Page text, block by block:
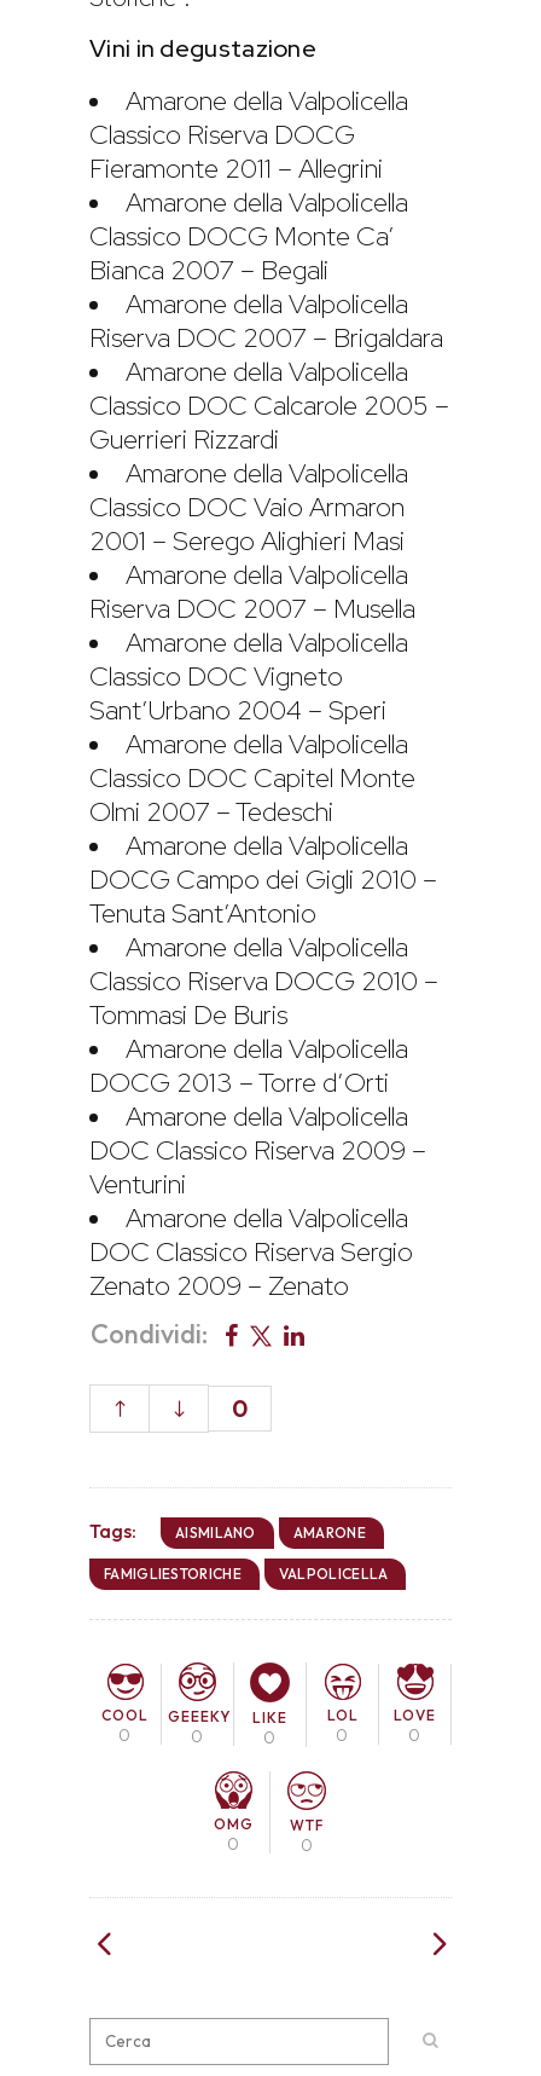
Vini in degustazione
Amarone della Valpolicella
Classico Riserva DOCG
Fieramonte 2011 – Allegrini
Amarone della Valpolicella
Classico DOCG Monte Ca’
Bianca 2007 – Begali
Amarone della Valpolicella
Riserva DOC 2007 – Brigaldara
Amarone della Valpolicella
Classico DOC Calcarole 2005 –
Guerrieri Rizzardi
Amarone della Valpolicella
Classico DOC Vaio Armaron
2001 – Serego Alighieri Masi
Amarone della Valpolicella
Riserva DOC 2007 – Musella
Amarone della Valpolicella
Classico DOC Vigneto
Sant’Urbano 2004 – Speri
Amarone della Valpolicella
Classico DOC Capitel Monte
Olmi 2007 – Tedeschi
Amarone della Valpolicella
DOCG Campo dei Gigli 2010 –
Tenuta Sant’Antonio
Amarone della Valpolicella
Classico Riserva DOCG 2010 –
Tommasi De Buris
Amarone della Valpolicella
DOCG 2013 – Torre d’Orti
Amarone della Valpolicella
DOC Classico Riserva 2009 –
Venturini
Amarone della Valpolicella
DOC Classico Riserva Sergio
Zenato 2009 – Zenato
Condividi:
0
Tags: AISMILANO AMARONE
FAMIGLIESTORICHE VALPOLICELLA
COOL
0
GEEEKY
0
LIKE
0
LOL
0
LOVE
0
OMG
0
WTF
0